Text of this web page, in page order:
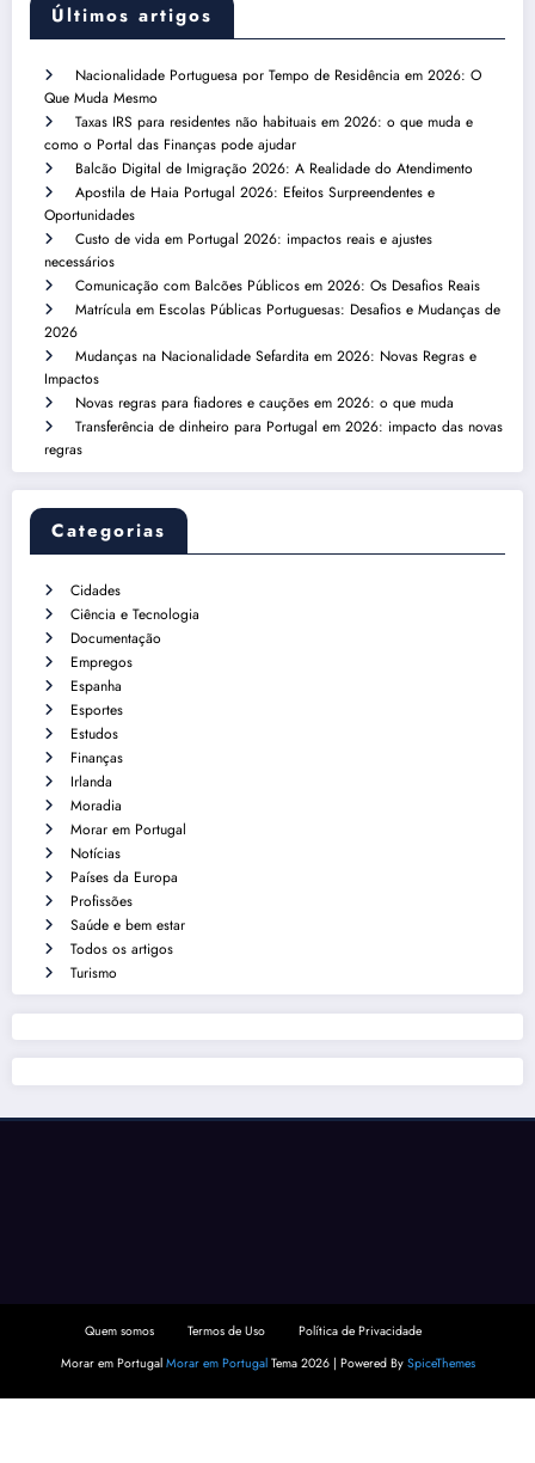
Últimos artigos
Nacionalidade Portuguesa por Tempo de Residência em 2026: O
Que Muda Mesmo
Taxas IRS para residentes não habituais em 2026: o que muda e
como o Portal das Finanças pode ajudar
Balcão Digital de Imigração 2026: A Realidade do Atendimento
Apostila de Haia Portugal 2026: Efeitos Surpreendentes e
Oportunidades
Custo de vida em Portugal 2026: impactos reais e ajustes
necessários
Comunicação com Balcões Públicos em 2026: Os Desafios Reais
Matrícula em Escolas Públicas Portuguesas: Desafios e Mudanças de
2026
Mudanças na Nacionalidade Sefardita em 2026: Novas Regras e
Impactos
Novas regras para fiadores e cauções em 2026: o que muda
Transferência de dinheiro para Portugal em 2026: impacto das novas
regras
Categorias
Cidades
Ciência e Tecnologia
Documentação
Empregos
Espanha
Esportes
Estudos
Finanças
Irlanda
Moradia
Morar em Portugal
Notícias
Países da Europa
Profissões
Saúde e bem estar
Todos os artigos
Turismo
Quem somos Termos de Uso
Política de Privacidade
Morar em Portugal Morar em PortugalTema 2026 | Powered By SpiceThemes